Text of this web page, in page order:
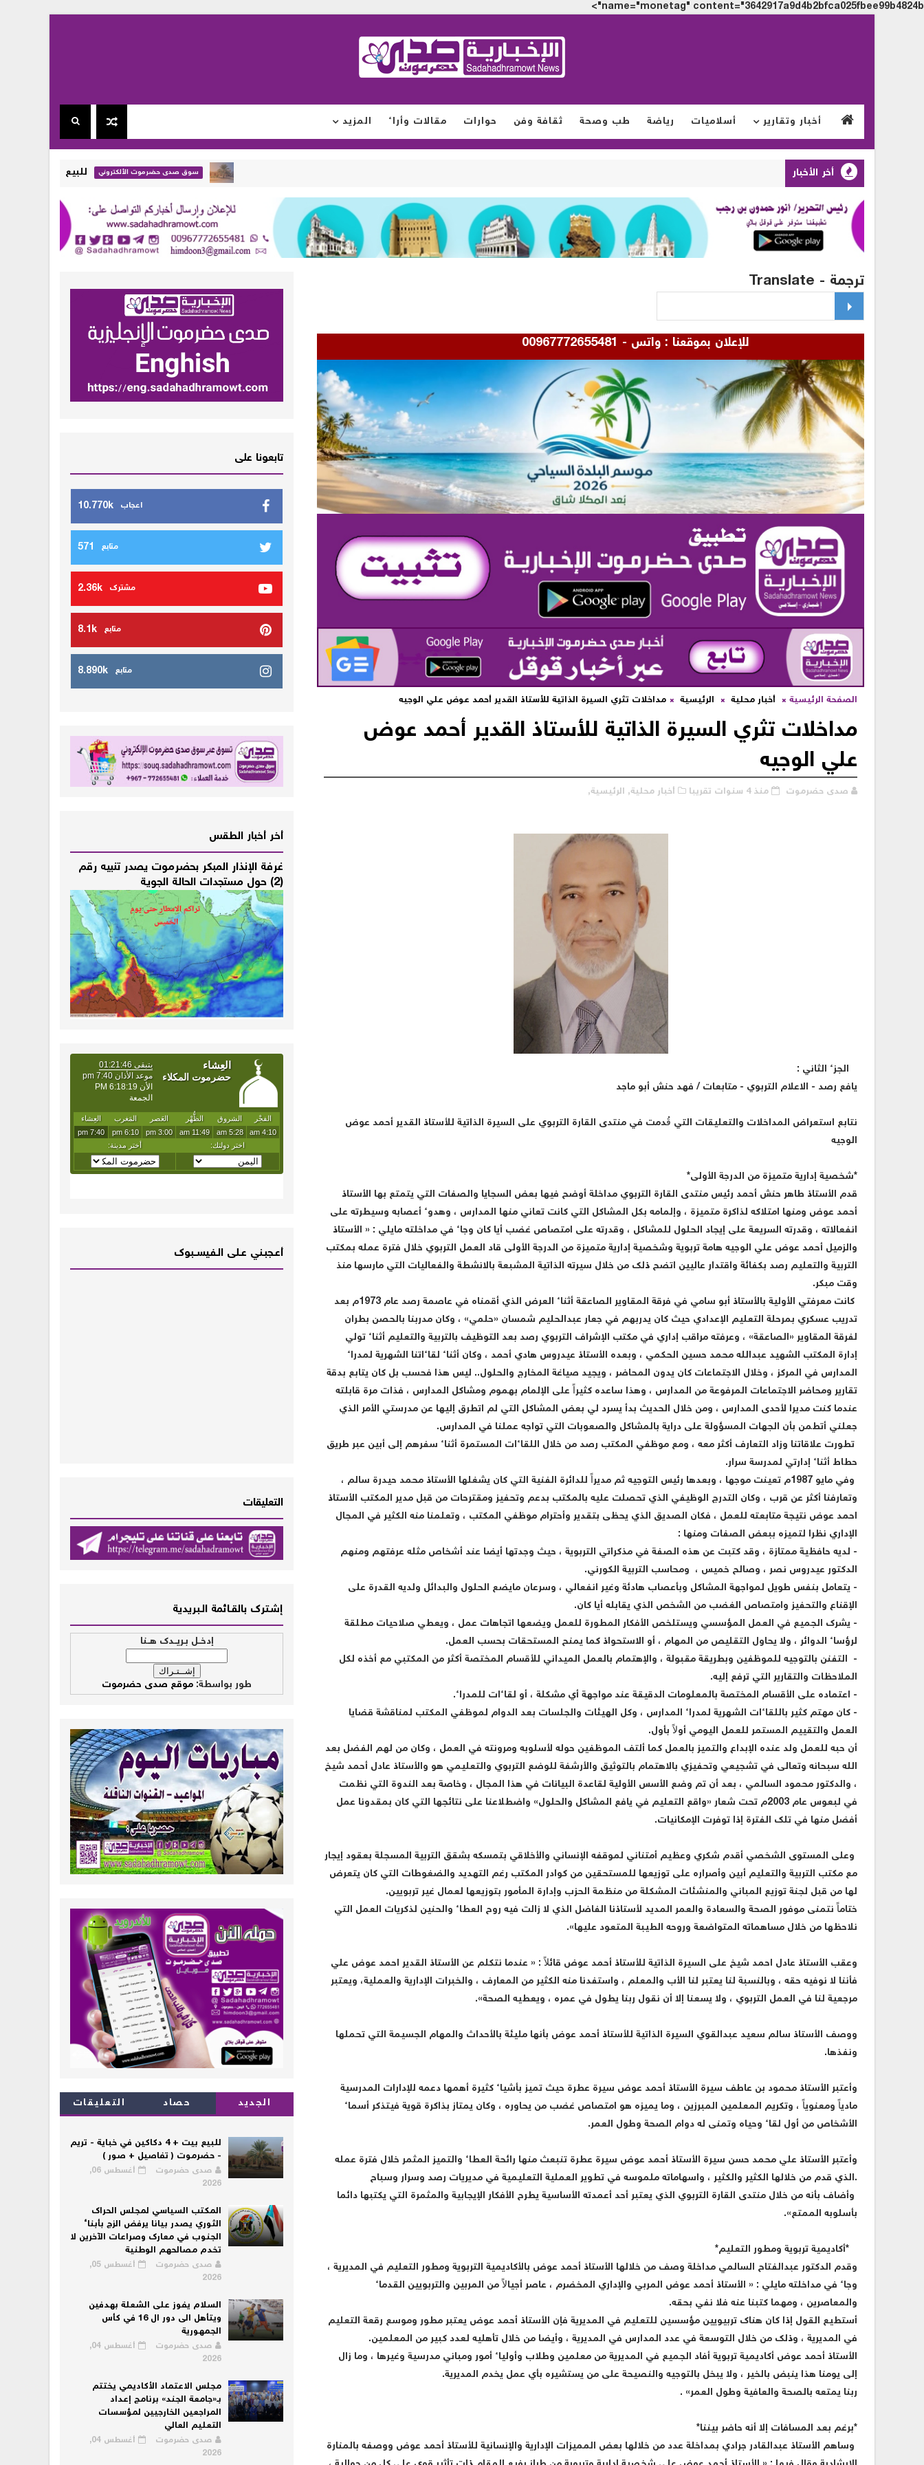
name="monetag" content="3642917a9d4b2bfca025fbee99b4824b">
أخبار وتقارير أسلاميات رياضة طب وصحة ثقافة وفن حوارات مقالات وأراء المزيد
أخر الأخبار سوق صدى حضرموت الألكتروني للبيع بيت + 4 دكاكين في خباية - تريم - حضرموت ( تفاصيل + صور )
ترجمة - Translate
للإعلان بموقعنا : واتس - 00967772655481
الصفحة الرئيسية أخبار محلية الرئيسية مداخلات تثري السيرة الذاتية للأستاذ القدير أحمد عوض علي الوجيه
مداخلات تثري السيرة الذاتية للأستاذ القدير أحمد عوض
علي الوجيه
صدى حضرموت منذ 4 سنوات تقريبا أخبار محلية, الرئيسية,
الجزء الثاني :
يافع رصد - الاعلام التربوي - متابعات / فهد حنش أبو ماجد
نتابع استعراض المداخلات والتعليقات التي قُدمت في منتدى القارة التربوي على السيرة الذاتية للأستاذ القدير أحمد عوض
الوجيه
*شخصية إدارية متميزة من الدرجة الأولى*
قدم الأستاذ طاهر حنش أحمد رئيس منتدى القارة التربوي مداخلة أوضح فيها بعض السجايا والصفات التي يتمتع بها الأستاذ
أحمد عوض ومنها امتلاكه لذاكرة متميزة ، وإلمامه بكل المشاكل التي كانت تعاني منها المدارس ، وهدوء أعصابه وسيطرته على
انفعالاته ، وقدرته السريعة على إيجاد الحلول للمشاكل ، وقدرته على امتصاص غضب أيا كان وجاء في مداخلته مايلي : « الأستاذ
والزميل أحمد عوض علي الوجيه هامة تربوية وشخصية إدارية متميزة من الدرجة الأولى قاد العمل التربوي خلال فترة عمله بمكتب
التربية والتعليم رصد بكفائة واقتدار عاليين اتضح ذلك من خلال سيرته الذاتية المشبعة بالانشطة والفعاليات التي مارسها منذ
وقت مبكر.
كانت معرفتي الأولية بالأستاذ أبو سامي في فرقة المقاوير الصاعقة أثناء العرض الذي أقمناه في عاصمة رصد عام 1973م بعد
تدريب عسكري بمرحلة التعليم الإعدادي حيث كان يدربهم في جعار عبدالحليم شمسان «حلمي» ، وكان مدربنا بالحصن بطران
لفرقة المقاوير «الصاعقة» ، وعرفته مراقب إداري في مكتب الإشراف التربوي رصد بعد التوظيف بالتربية والتعليم أثناء تولي
إدارة المكتب الشهيد عبدالله محمد حسين الحكمي ، وبعده الأستاذ عيدروس هادي أحمد ، وكان أثناء لقاءاتنا الشهرية لمدراء
المدارس في المركز ، وخلال الاجتماعات كان يدون المحاضر ، ويجيد صياغة المخارج والحلول.. ليس هذا فحسب بل كان يتابع بدقة
تقارير ومحاضر الاجتماعات المرفوعة من المدارس ، وهذا ساعده كثيراً على الإلمام بهموم ومشاكل المدارس ، فذات مرة قابلته
عندما كنت مديرا لأحدى المدارس ، ومن خلال الحديث بدأ يسرد لي بعض المشاكل التي لم اتطرق إليها عن مدرستي الأمر الذي
جعلني أتطمن بأن الجهات المسؤولة على دراية بالمشاكل والصعوبات التي تواجه عملنا في المدارس.
تطورت علاقاتنا وزاد التعارف أكثر معه ، ومع موظفي المكتب رصد من خلال اللقاءات المستمرة أثناء سفرهم إلى أبين عبر طريق
حطاط أثناء إدارتي لمدرسة سرار.
وفي مايو 1987م تعينت موجها ، وبعدها رئيس التوجيه ثم مديراً للدائرة الفنية التي كان يشغلها الأستاذ محمد حيدرة سالم ،
وتعارفنا أكثر عن قرب ، وكان التدرج الوظيفي الذي تحصلت عليه بالمكتب بدعم وتحفيز ومقترحات من قبل مدير المكتب الأستاذ
احمد عوض نتيجة متابعته للعمل ، فكان الصديق الذي يحظى بتقدير وأحترام موظفي المكتب ، وتعلمنا منه الكثير في المجال
الإداري نظرا لتميزه ببعض الصفات ومنها :
- لديه حافظية ممتازة ، وقد كتبت عن هذه الصفة في مذكراتي التربوية ، حيث وجدتها أيضا عند أشخاص مثله عرفتهم ومنهم
الدكتور عيدروس نصر ، وصالح خميس ، ومحاسب التربية الكورني.
- يتعامل بنفس طويل لمواجهة المشاكل وبأعصاب هادئة وغير انفعالي ، وسرعان مايضع الحلول والبدائل ولديه القدرة على
الإقناع والتحفيز وامتصاص الغضب من الشخص الذي يقابله أيا كان.
- يشرك الجميع في العمل المؤسسي ويستلخص الأفكار المطورة للعمل ويضعها اتجاهات عمل ، ويعطي صلاحيات مطلقة
لرؤساء الدوائر ، ولا يحاول التقليص من المهام ، أو الاستحواذ كما يمنح المستحقات بحسب العمل.
- التفنن بالتوجيه للموظفين وبطريقة مقبولة ، والإهتمام بالعمل الميداني للأقسام المختصة أكثر من المكتبي مع أخذه لكل
الملاحظات والتقارير التي ترفع إليه.
- اعتماده على الأقسام المختصة بالمعلومات الدقيقة عند مواجهة أي مشكلة ، أو لقاءات للمدراء.
- كان مهتم كثير باللقاءات الشهرية لمدراء المدارس ، وكل الهيئات والجلسات بعد الدوام لموظفي المكتب لمناقشة قضايا
العمل والتقييم المستمر للعمل اليومي أولاً بأول.
أن حبه للعمل ولد عنده الإبداع والتميز بالعمل كما ألتف الموظفين حوله لأسلوبه ومرونته في العمل ، وكان من لهم الفضل بعد
الله سبحانه وتعالى في تشجيعي وتحفيزي بالاهتمام بالتوثيق والأرشفة للوضع التربوي والتعليمي هو والأستاذ عادل أحمد شيخ
، والدكتور محمود السالمي ، بعد أن تم وضع الأسس الأولية لقاعدة البيانات في هذا المجال ، وخاصة بعد الندوة التي نظمت
في لبعوس عام 2003م تحت شعار «واقع التعليم في يافع المشاكل والحلول» واضطلاعنا على نتائجها التي كان بمقدونا عمل
أفضل منها في تلك الفترة إذا توفرت الإمكانيات.
وعلى المستوى الشخصي أقدم شكري وعظيم أمتناني لموقفه الإنساني والأخلاقي بتمسكه بشقق التربية المسجلة بعقود إيجار
مع مكتب التربية والتعليم أبين وأصراره على توزيعها للمستحقين من كوادر المكتب رغم التهديد والضغوطات التي كان يتعرض
لها من قبل لجنة توزيع المباني والمنشئات المشكلة من منظمة الحزب وإدارة المأمور بتوزيعها لعمال غير تربويين.
ختاماً نتمنى موفور الصحة والسعادة والعمر المديد لأستاذنا الفاضل الذي لا زالت فيه روح العطاء والحنين لذكريات العمل التي
نلاحظها من خلال مساهماته المتواضعة وروحه الطيبة المتعود عليها».
وعقب الأستاذ عادل احمد شيخ على السيرة الذاتية للأستاذ أحمد عوض قائلاً : « عندما نتكلم عن الأستاذ القدير احمد عوض علي
فأننا لا نوفيه حقه ، وبالنسبة لنا يعتبر لنا الأب والمعلم ، واستفدنا منه الكثير من المعارف ، والخبرات الإدارية والعملية، ويعتبر
مرجعية لنا في العمل التربوي ، ولا يسعنا إلا أن نقول ربنا يطول في عمره ، ويعطيه الصحة».
ووصف الأستاذ سالم سعيد عبدالقوي السيرة الذاتية للأستاذ أحمد عوض بأنها مليئة بالأحداث والمهام الجسيمة التي تحملها
ونفذها.
وأعتبر الأستاذ محمود بن عاطف سيرة الأستاذ أحمد عوض سيرة عطرة حيث تميز بأشياء كثيرة أهمها دعمه للإدارات المدرسية
مادياً ومعنوياً ، وتكريم المعلمين المبرزين ، وما يميزه هو امتصاص غضب من يحاوره ، وكان يمتاز بذاكرة قوية فيتذكر أسماء
الأشخاص من أول لقاء وحياه وتمنى له دوام الصحة وطول العمر.
وأعتبر الأستاذ علي محمد حسن ‏‪سيرة الأستاذ أحمد عوض سيرة عطرة تنبعث منها رائحة العطاء والتميز المثمر خلال فترة عمله
الذي قدم من خلالها الكثير والكثير ، واسهاماته ملموسه في تطوير العملية التعليمية في مديريات رصد وسرار وسباح.
وأضاف بأنه من خلال منتدى القارة التربوي الذي يعتبر أحد أعمدته الأساسية يطرح الأفكار الإيجابية والمثمرة التي يكتبها دائما
بأسلوبه الممتع».
*أكاديمية تربوية ومطور التعليم*
وقدم الدكتور عبدالفتاح السالمي مداخلة وصف من خلالها الأستاذ أحمد عوض بالأكاديمية التربوية ومطور التعليم في المديرية ،
وجاء في مداخلته مايلي : « الأستاذ أحمد عوض المربي والإداري المخضرم ، عاصر أجيالاً من المربين والتربويين القدماء
والمعاصرين ، ومهما كتبنا عنه فلا نفي بحقه.
أستطيع القول إذا كان هناك تربيويين مؤسسين للتعليم في المديرية فإن الأستاذ أحمد عوض يعتبر مطور وموسع رقعة التعليم
في المديرية ، وذلك من خلال التوسعة في عدد المدارس في المديرية ، وأيضا من خلال تأهليه لعدد كبير من المعلمين.
الأستاذ أحمد عوض أكاديمية تربوية أفاد الجميع في المديرية من معلمين وطلاب وأولياء أمور ومباني مدرسية وغيرها ، وما زال
إلى يومنا هذا ينبض بالخير ، ولا يبخل بالتوجيه والنصيحة على من يستشيره بأي عمل يخدم المديرية.
ربنا يمتعه بالصحة والعافية وطول العمر» .
*برغم بعد المسافات إلا أنه حاضر بيننا*
وساهم الأستاذ عبدالقادر جرادي بمداخلة عدد من خلالها بعض المميزات الإدارية والإنسانية للأستاذ أحمد عوض ووصفه بالمنارة
تابعونا على
10.770k اعجاب
571 متابع
2.36k مشترك
8.1k متابع
8.890k متابع
أخر أخبار الطقس
غرفة الإنذار المبكر بحضرموت يصدر تنبيه رقم
(2) حول مستجدات الحالة الجوية
أعـــجبــني عـــلى الــفــيســــبوك
التعليقات
إشــترك بالقـــائمة الــبريدية
إدخــل بـريــدك هــنا
طور بواسطة: موقع صدى حضرموت
الجديد حصاد التعليقات
للبيع بيت + 4 دكاكين في خباية - تريم
- حضرموت ( تفاصيل + صور )
صدى حضرموت
أغسطس 06,
2026
المكتب السياسي لمجلس الحراك
الثوري يصدر بيانا يرفض الزج بأبناء
الجنوب في معارك وصراعات الآخرين لا
تخدم مصالحهم الوطنية
صدى حضرموت
أغسطس 05,
2026
السلام يفوز على الشعلة بهدفين
ويتأهل الى دور ال 16 في كأس
الجمهورية
صدى حضرموت
أغسطس 04,
2026
مجلس الاعتماد الأكاديمي يختتم
بـ«جامعة الجند» برنامج إعداد
المراجعين الخارجيين لمؤسسات
التعليم العالي
صدى حضرموت
أغسطس 04,
2026